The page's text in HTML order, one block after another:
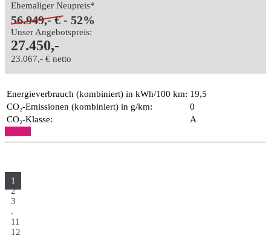
Ehemaliger Neupreis*
56.949,- € - 52%
Unser Angebotspreis:
27.450,-
23.067,- € netto
Energieverbrauch (kombiniert) in kWh/100 km: 19,5
CO₂-Emissionen (kombiniert) in g/km:
0
CO₂-Klasse:
A
1
2
3
.
11
12